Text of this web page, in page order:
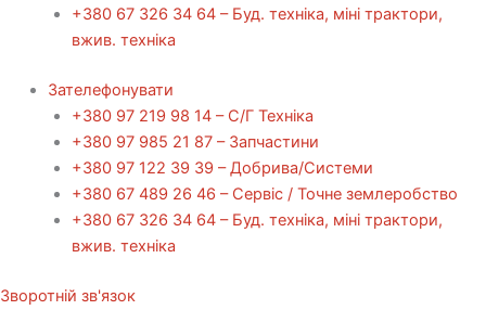
+380 67 326 34 64 – Буд. техніка, міні трактори,
вжив. техніка
Зателефонувати
+380 97 219 98 14 – С/Г Техніка
+380 97 985 21 87 – Запчастини
+380 97 122 39 39 – Добрива/Cистеми
+380 67 489 26 46 – Сервіс / Точне землеробство
+380 67 326 34 64 – Буд. техніка, міні трактори,
вжив. техніка
Зворотній зв'язок